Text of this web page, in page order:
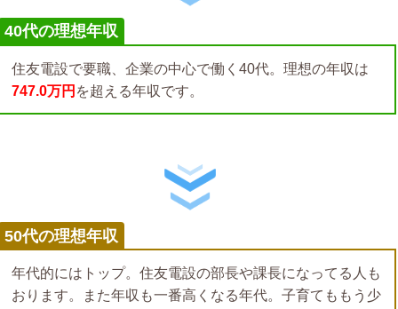
40代の理想年収
住友電設で要職、企業の中心で働く40代。理想の年収は
747.0万円 を超える年収です。
50代の理想年収
年代的にはトップ。住友電設の部長や課長になってる人も
おります。また年収も一番高くなる年代。子育てももう少